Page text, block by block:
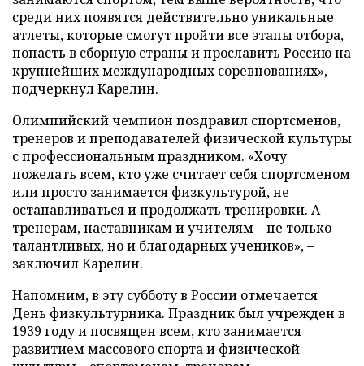
среди них появятся действительно уникальные
атлеты, которые смогут пройти все этапы отбора,
попасть в сборную страны и прославить Россию на
крупнейших международных соревнованиях», –
подчеркнул Карелин.
Олимпийский чемпион поздравил спортсменов,
тренеров и преподавателей физической культуры
с профессиональным праздником. «Хочу
пожелать всем, кто уже считает себя спортсменом
или просто занимается физкультурой, не
останавливаться и продолжать тренировки. А
тренерам, наставникам и учителям – не только
талантливых, но и благодарных учеников», –
заключил Карелин.
Напомним, в эту субботу в России отмечается
День физкультурника. Праздник был учрежден в
1939 году и посвящен всем, кто занимается
развитием массового спорта и физической